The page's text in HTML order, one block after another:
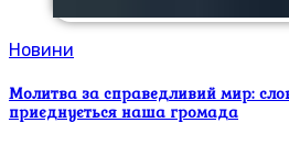
Новини
Молитва за справедливий мир:
приєднується наша громада